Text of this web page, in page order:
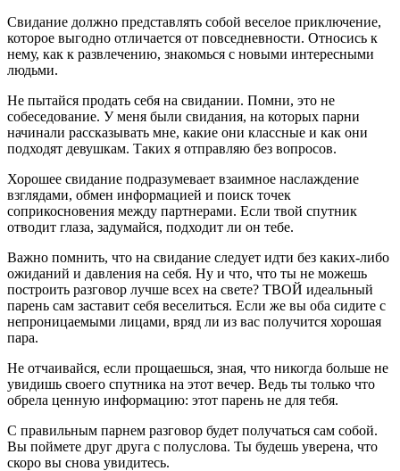
Свидание должно представлять собой веселое приключение,
которое выгодно отличается от повседневности. Относись к
нему, как к развлечению, знакомься с новыми интересными
людьми.
Не пытайся продать себя на свидании. Помни, это не
собеседование. У меня были свидания, на которых парни
начинали рассказывать мне, какие они классные и как они
подходят девушкам. Таких я отправляю без вопросов.
Хорошее свидание подразумевает взаимное наслаждение
взглядами, обмен информацией и поиск точек
соприкосновения между партнерами. Если твой спутник
отводит глаза, задумайся, подходит ли он тебе.
Важно помнить, что на свидание следует идти без каких-либо
ожиданий и давления на себя. Ну и что, что ты не можешь
построить разговор лучше всех на свете? ТВОЙ идеальный
парень сам заставит себя веселиться. Если же вы оба сидите с
непроницаемыми лицами, вряд ли из вас получится хорошая
пара.
Не отчаивайся, если прощаешься, зная, что никогда больше не
увидишь своего спутника на этот вечер. Ведь ты только что
обрела ценную информацию: этот парень не для тебя.
С правильным парнем разговор будет получаться сам собой.
Вы поймете друг друга с полуслова. Ты будешь уверена, что
скоро вы снова увидитесь.